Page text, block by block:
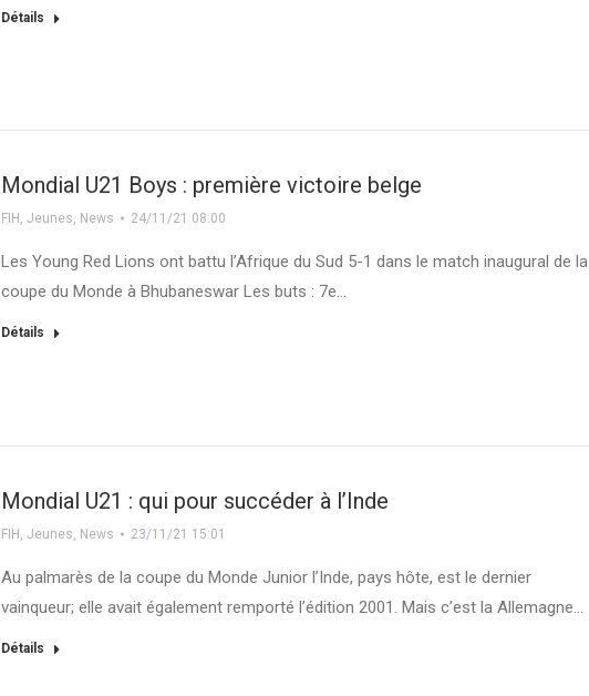
Détails
Mondial U21 Boys : première victoire belge
FIH ,Jeunes, News 24/11/21 08:00
Les Young Red Lions ont battu l’Afrique du Sud 5-1 dans le match inaugural de la
coupe du Monde à Bhubaneswar Les buts : 7e…
Détails
Mondial U21 : qui pour succéder à l’Inde
FIH ,Jeunes, News 23/11/21 15:01
Au palmarès de la coupe du Monde Junior l’Inde, pays hôte, est le dernier
vainqueur; elle avait également remporté l’édition 2001. Mais c’est la Allemagne…
Détails